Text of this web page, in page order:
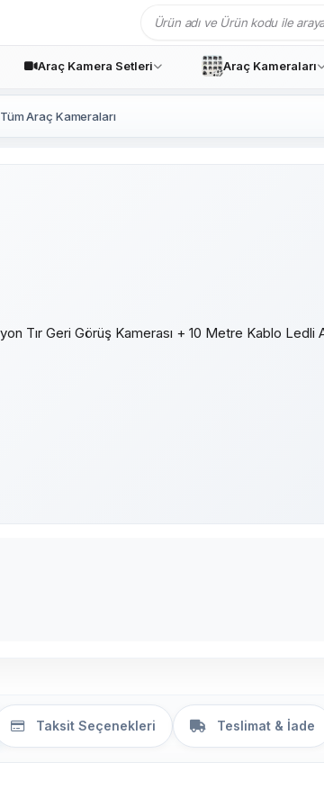
Araç Kamera Setleri Araç Kameraları
Tüm Araç Kameraları
Taksit Seçenekleri Teslimat & İade